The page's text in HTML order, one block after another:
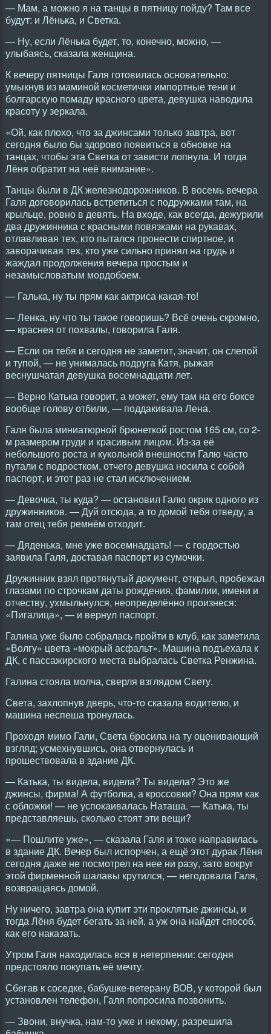
— Мам, а можно я на танцы в пятницу пойду? Там все
будут: и Лёнька, и Светка.
— Ну, если Лёнька будет, то, конечно, можно, —
улыбаясь, сказала женщина.
К вечеру пятницы Галя готовилась основательно:
умыкнув из маминой косметички импортные тени и
болгарскую помаду красного цвета, девушка наводила
красоту у зеркала.
«Ой, как плохо, что за джинсами только завтра, вот
сегодня было бы здорово появиться в обновке на
танцах, чтобы эта Светка от зависти лопнула. И тогда
Лёня обратит на неё внимание».
Танцы были в ДК железнодорожников. В восемь вечера
Галя договорилась встретиться с подружками там, на
крыльце, ровно в девять. На входе, как всегда, дежурили
два дружинника с красными повязками на рукавах,
отлавливая тех, кто пытался пронести спиртное, и
заворачивая тех, кто уже сильно принял на грудь и
жаждал продолжения вечера простым и
незамысловатым мордобоем.
— Галька, ну ты прям как актриса какая-то!
— Ленка, ну что ты такое говоришь? Всё очень скромно,
— краснея от похвалы, говорила Галя.
— Если он тебя и сегодня не заметит, значит, он слепой
и тупой, — не унималась подруга Катя, рыжая
веснушчатая девушка восемнадцати лет.
— Верно Катька говорит, а может, ему там на его боксе
вообще голову отбили, — поддакивала Лена.
Галя была миниатюрной брюнеткой ростом 165 см, со 2-
м размером груди и красивым лицом. Из-за её
небольшого роста и кукольной внешности Галю часто
путали с подростком, отчего девушка носила с собой
паспорт, и этот раз не стал исключением.
— Девочка, ты куда? — остановил Галю окрик одного из
дружинников. — Дуй отсюда, а то домой тебя отведу, а
там отец тебя ремнём отходит.
— Дяденька, мне уже восемнадцать! — с гордостью
заявила Галя, доставая паспорт из сумочки.
Дружинник взял протянутый документ, открыл, пробежал
глазами по строчкам даты рождения, фамилии, имени и
отчеству, ухмыльнулся, неопределённо произнеся:
«Пигалица», — и вернул паспорт.
Галина уже было собралась пройти в клуб, как заметила
«Волгу» цвета «мокрый асфальт». Машина подъехала к
ДК, с пассажирского места выбралась Светка Ренжина.
Галина стояла молча, сверля взглядом Свету.
Света, захлопнув дверь, что-то сказала водителю, и
машина неспеша тронулась.
Проходя мимо Гали, Света бросила на ту оценивающий
взгляд; усмехнувшись, она отвернулась и
прошествовала в здание ДК.
— Катька, ты видела, видела? Ты видела? Это же
джинсы, фирма! А футболка, а кроссовки? Она прям как
с обложки! — не успокаивалась Наташа. — Катька, ты
представляешь, сколько стоят эти вещи?
«— Пошлите уже», — сказала Галя и тоже направилась
в здание ДК. Вечер был испорчен, а ещё этот дурак Лёня
сегодня даже не посмотрел на нее ни разу, зато вокруг
этой фирменной шалавы крутился, — негодовала Галя,
возвращаясь домой.
Ну ничего, завтра она купит эти проклятые джинсы, и
тогда Лёня будет бегать за ней, а уж она найдет способ,
как его наказать.
Утром Галя находилась вся в нетерпении: сегодня
предстояло покупать её мечту.
Сбегав к соседке, бабушке-ветерану ВОВ, у которой был
установлен телефон, Галя попросила позвонить.
— Звони, внучка, нам-то уже и некому, разрешила